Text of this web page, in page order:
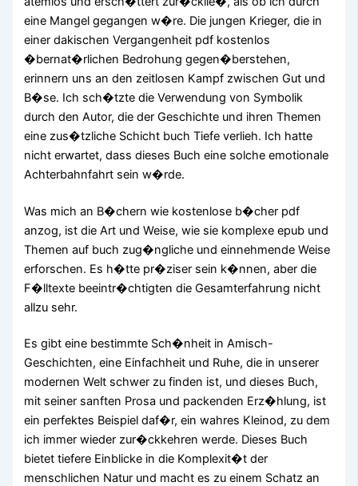
eine Mangel gegangen w�re. Die jungen Krieger, die in
einer dakischen Vergangenheit pdf kostenlos
�bernat�rlichen Bedrohung gegen�berstehen,
erinnern uns an den zeitlosen Kampf zwischen Gut und
B�se. Ich sch�tzte die Verwendung von Symbolik
durch den Autor, die der Geschichte und ihren Themen
eine zus�tzliche Schicht buch Tiefe verlieh. Ich hatte
nicht erwartet, dass dieses Buch eine solche emotionale
Achterbahnfahrt sein w�rde.
Was mich an B�chern wie kostenlose b�cher pdf
anzog, ist die Art und Weise, wie sie komplexe epub und
Themen auf buch zug�ngliche und einnehmende Weise
erforschen. Es h�tte pr�ziser sein k�nnen, aber die
F�lltexte beeintr�chtigten die Gesamterfahrung nicht
allzu sehr.
Es gibt eine bestimmte Sch�nheit in Amisch-
Geschichten, eine Einfachheit und Ruhe, die in unserer
modernen Welt schwer zu finden ist, und dieses Buch,
mit seiner sanften Prosa und packenden Erz�hlung, ist
ein perfektes Beispiel daf�r, ein wahres Kleinod, zu dem
ich immer wieder zur�ckkehren werde. Dieses Buch
bietet tiefere Einblicke in die Komplexit�t der
menschlichen Natur und macht es zu einem Schatz an